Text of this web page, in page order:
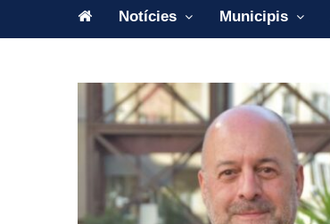
Notícies Municipis